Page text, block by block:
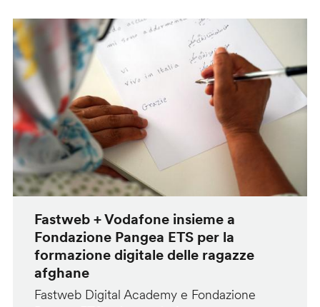
Fastweb + Vodafone insieme a
Fondazione Pangea ETS per la
formazione digitale delle ragazze
afghane
Fastweb Digital Academy e Fondazione